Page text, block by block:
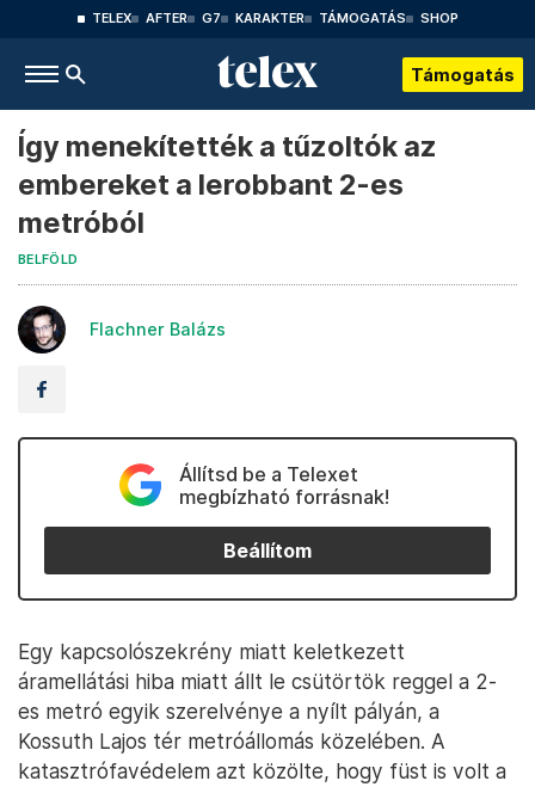
TELEX AFTER G7 KARAKTER TÁMOGATÁS SHOP
Támogatás
Így menekítették a tűzoltók az
embereket a lerobbant 2-es
metróból
BELFÖLD
Flachner Balázs
Állítsd be a Telexet
megbízható forrásnak!
Beállítom
Egy kapcsolószekrény miatt keletkezett
áramellátási hiba miatt állt le csütörtök reggel a 2-
es metró egyik szerelvénye a nyílt pályán, a
Kossuth Lajos tér metróállomás közelében. A
katasztrófavédelem azt közölte, hogy füst is volt a